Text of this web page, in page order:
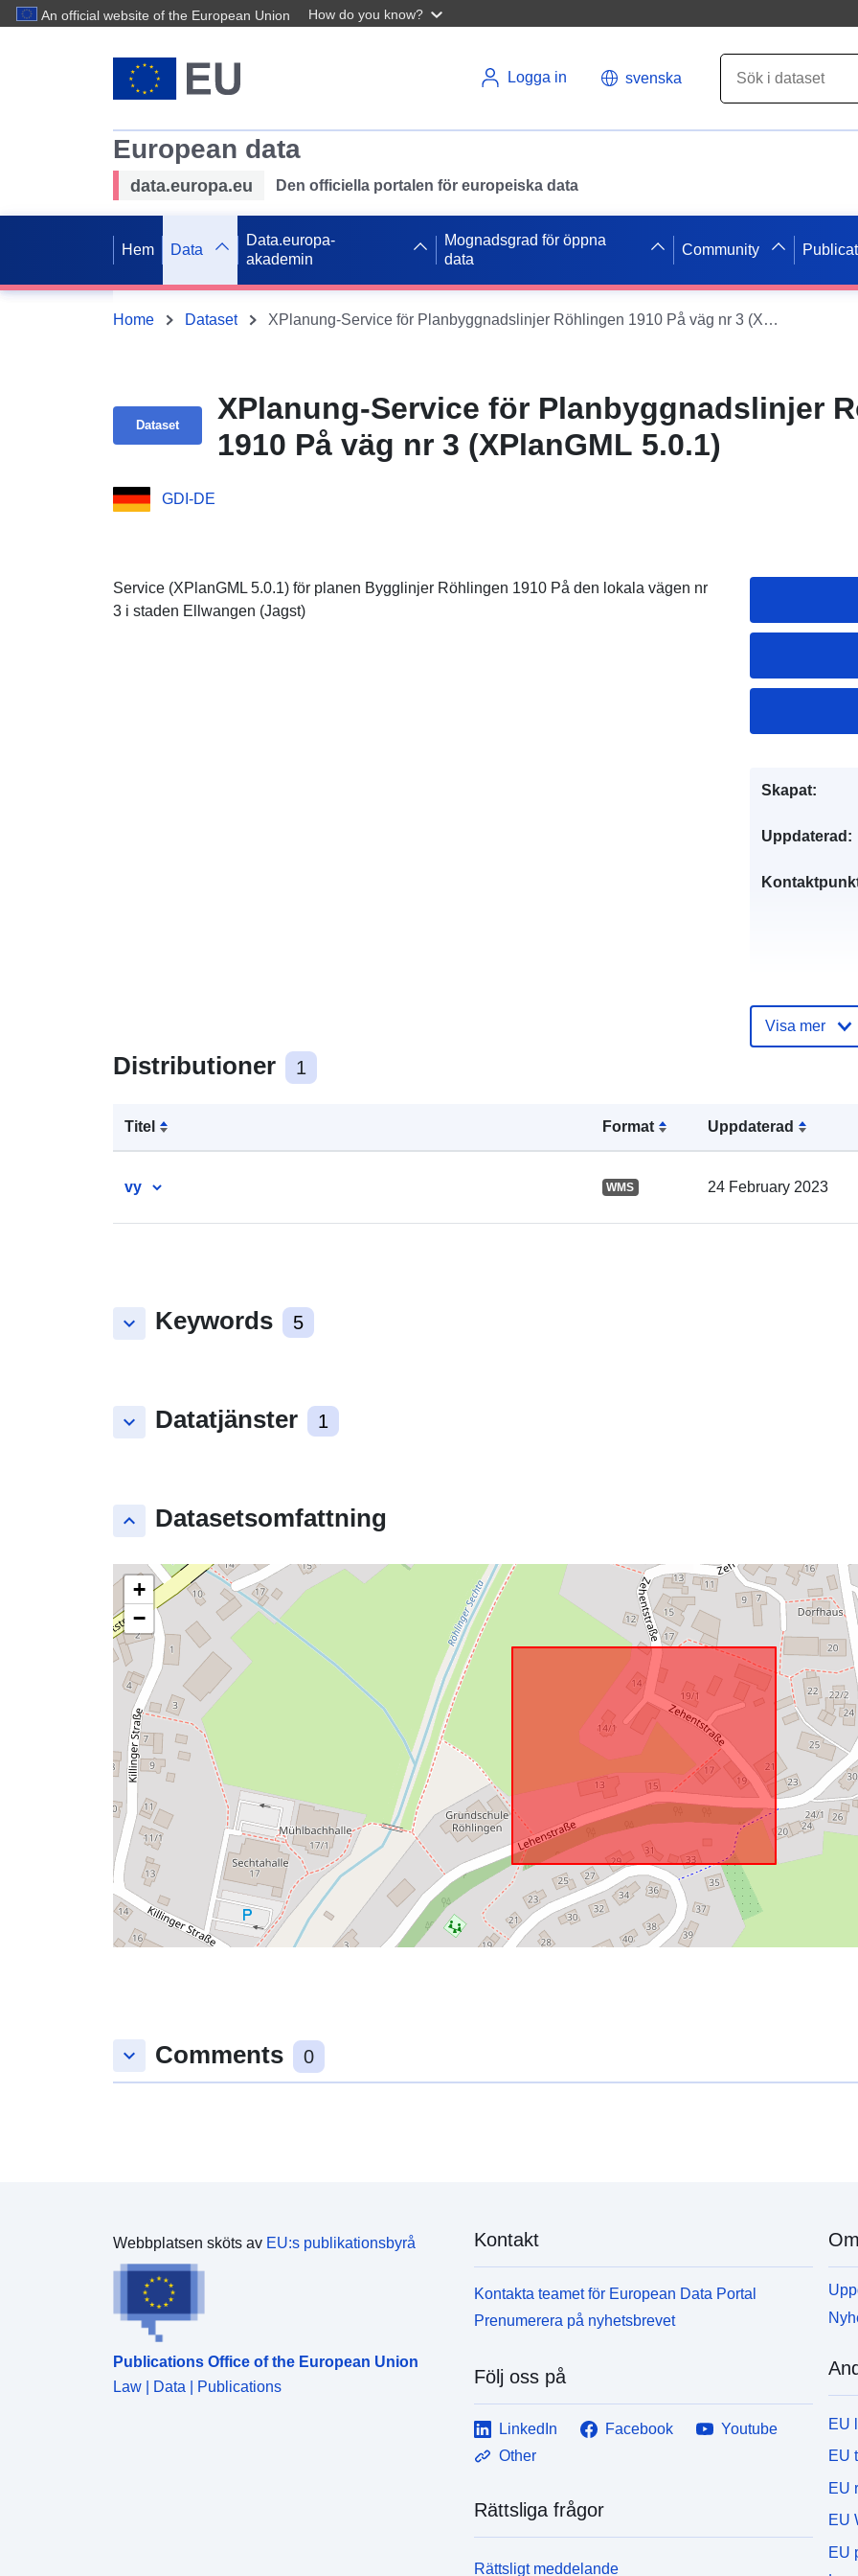
An official website of the European Union How do you know?
Logga in svenska
European data
data.europa.eu Den officiella portalen för europeiska data
Hem Data
Data.europa-
akademin
Mognadsgrad för öppna
data
Community
Home Dataset XPlanung-Service för Planbyggnadslinjer Röhlingen 1910 På väg nr 3 (XPlanGML 5.0.1)
Dataset
XPlanung-Service för Planbyggnadslinjer
1910 På väg nr 3 (XPlanGML 5.0.1)
GDI-DE
Service (XPlanGML 5.0.1) för planen Bygglinjer Röhlingen 1910 På den lokala vägen nr
3 i staden Ellwangen (Jagst)
Distributioner 1
Titel Format Uppdaterad
vy WMS 24 February 2023
keyboard_arrow_down Keywords 5
keyboard_arrow_down Datatjänster 1
keyboard_arrow_up Datasetsomfattning
+
−
Skapat:
Uppdaterad:
Visa mer
keyboard_arrow_down Comments 0
Webbplatsen sköts av EU:s publikationsbyrå
Publications Office of the European Union
Law | Data | Publications
Kontakt
Kontakta teamet för European Data Portal
Prenumerera på nyhetsbrevet
Följ oss på
LinkedIn Facebook
Youtube
Other
Rättsliga frågor
Rättsligt meddelande
EU
EU
EU
EU
EU